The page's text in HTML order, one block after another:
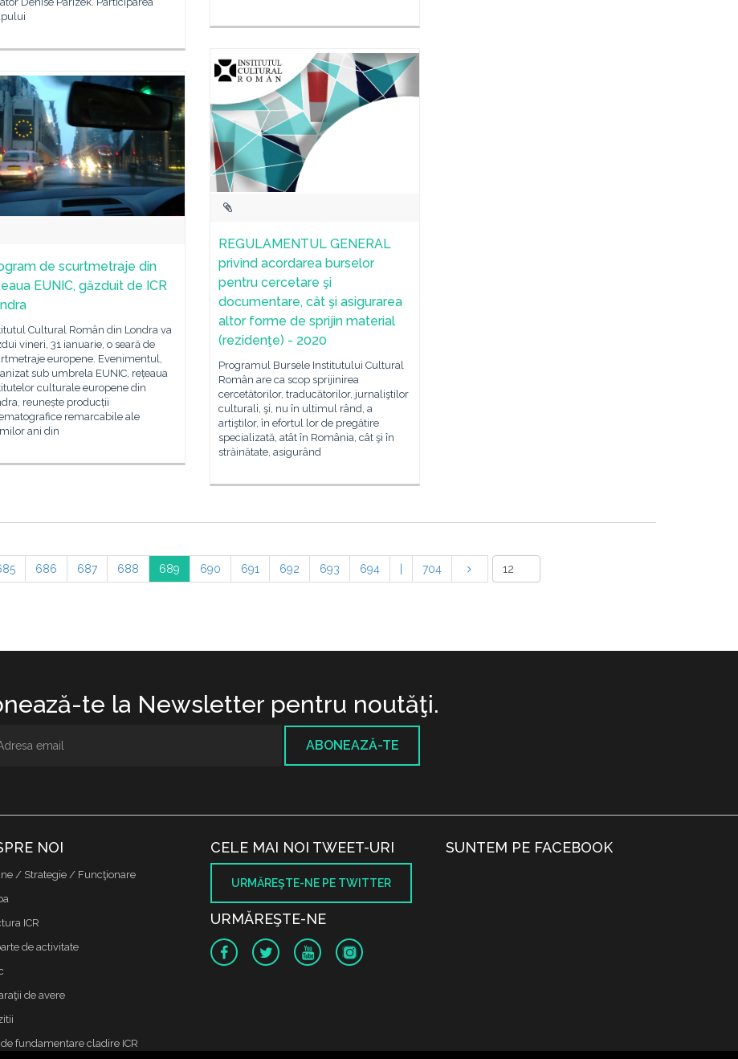
REGULAMENTUL GENERAL
privind acordarea burselor
pentru cercetare şi
documentare, cât şi asigurarea
altor forme de sprijin material
(rezidenţe) - 2020
Programul Bursele Institutului Cultural
Român are ca scop sprijinirea
cercetătorilor, traducătorilor, jurnaliştilor
culturali, şi, nu în ultimul rând, a
artiştilor, în efortul lor de pregătire
specializată, atât în România, cât şi în
străinătate, asigurând
de scurtmetraje din
EUNIC, găzduit de ICR
Cultural Român din Londra va
vineri, 31 ianuarie, o seară de
europene. Evenimentul,
sub umbrela EUNIC, rețeaua
culturale europene din
reunește producții
remarcabile ale
ani din
686 687 688 689 690 691 692 693 694 704
te la Newsletter pentru noutăţi.
ABONEAZĂ-TE
NOI
/ Strategie / Funcţionare
ICR
de activitate
de avere
fundamentare cladire ICR
CELE MAI NOI TWEET-URI
URMĂREŞTE-NE PE TWITTER
URMĂREŞTE-NE
SUNTEM PE FACEBOOK